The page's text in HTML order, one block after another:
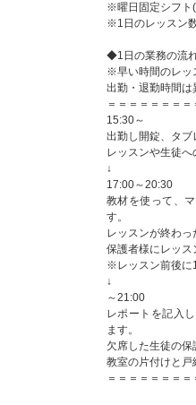
※曜日固定シフト
※1日のレッスン
◆1日の業務の流
※早い時間のレッ
出勤・退勤時間は
＝＝＝＝＝＝＝
15:30～
出勤し開錠、タブ
レッスンや生徒へ
↓
17:00～20:30
教材を使って、
す。
レッスンが終わっ
保護者様にレッス
※レッスン前後に
↓
～21:00
レポートを記入
ます。
欠席した生徒の保
教室の片付けと戸
＝＝＝＝＝＝＝